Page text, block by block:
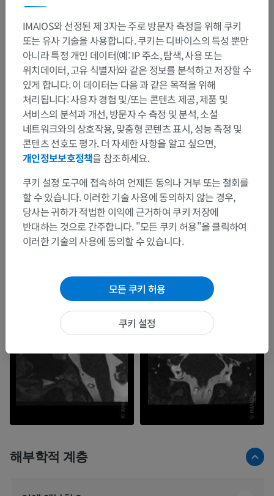
해부학적 계층
IMAIOS와 선정된 제 3자는 주로 방문자 측정을 위해 쿠키
또는 유사 기술을 사용합니다. 쿠키는 디바이스의 특성 뿐만
아니라 특정 개인 데이터(예: IP 주소, 탐색, 사용 또는
위치데이터, 고유 식별자)와 같은 정보를 분석하고 저장할 수
있게 합니다. 이 데이터는 다음 과 같은 목적을 위해
처리됩니다: 사용자 경험 및/또는 콘텐츠 제공, 제품 및
서비스의 분석과 개선, 방문자 수 측정 및 분석, 소셜
네트워크와의 상호작용, 맞춤형 콘텐츠 표시, 성능 측정 및
콘텐츠 선호도 평가. 더 자세한 사항을 알고 싶으면,
개인정보보호정책을 참조하세요.
쿠키 설정 도구에 접속하여 언제든 동의나 거부 또는 철회를
할 수 있습니다. 이러한 기술 사용에 동의하지 않는 경우,
당사는 귀하가 적법한 이익에 근거하여 쿠키 저장에
반대하는 것으로 간주합니다. "모든 쿠키 허용"을 클릭하여
이러한 기술의 사용에 동의할 수 있습니다.
모든 쿠키 허용
쿠키 설정